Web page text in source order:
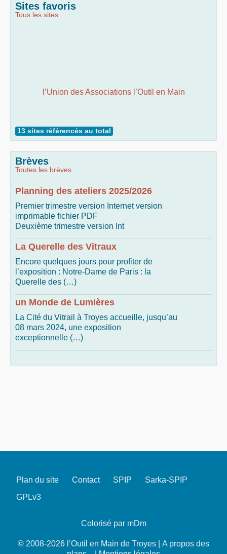
Sites favoris
Tous les sites
l’Union des Associations l’Outil en Main
13 sites référencés au total
Brèves
Toutes les brèves
Planning des ateliers 2025/2026
Premier trimestre version Internet version
imprimable fichier PDF
Deuxième trimestre version Int
La Querelle des Vitraux
Encore quelques jours pour profiter de
l’exposition : Notre-Dame de Paris : la
Querelle des (…)
un Monde de Lumières
La Cité du Vitrail à Troyes accueille, jusqu’au
08 mars 2024, une exposition
exceptionnelle (…)
Plan du site Contact SPIP
Sarka-SPIP
GPLv3
Colorisé par mDm
© 2008-2026 l’Outil en Main de Troyes | A propos des